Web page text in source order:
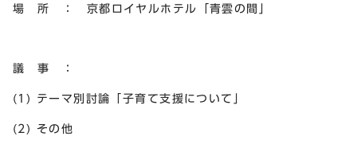
場 所 ： 京都ロイヤルホテル「青雲の間」
議 事 ：
(1) テーマ別討論「子育て支援について」
(2) その他